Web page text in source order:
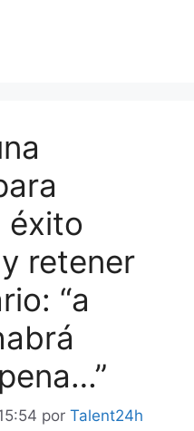
éxito
retener
“a
por Talent24h